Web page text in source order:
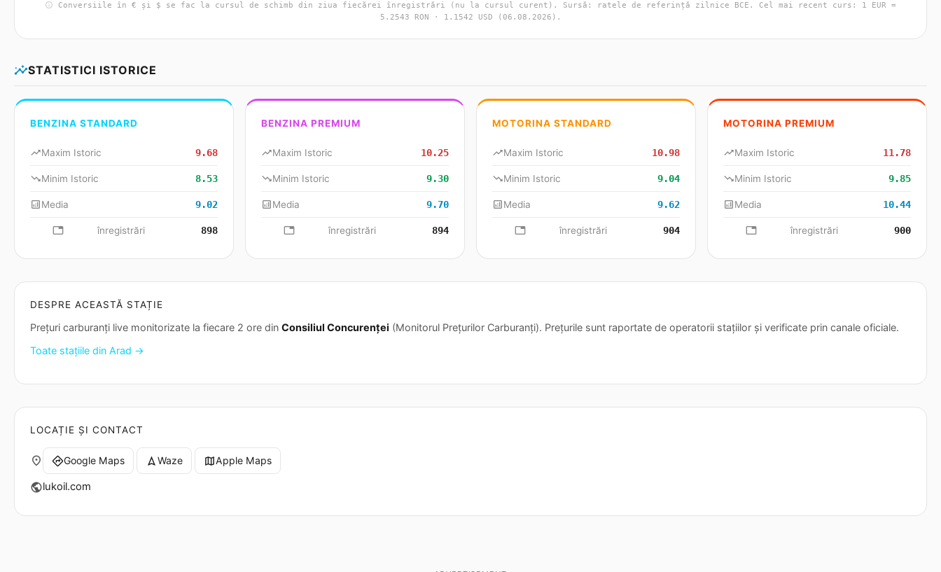
info
Conversiile în € și $ se fac la cursul de schimb din ziua fiecărei înregistrări (nu la cursul curent). Sursă: ratele de referință zilnice BCE. Cel mai recent curs: 1 EUR =
5.2543 RON · 1.1542 USD (06.08.2026).
insightsSTATISTICI ISTORICE
BENZINA STANDARD
trending_upMaxim Istoric 9.68
trending_downMinim Istoric 8.53
analyticsMedia 9.02
database înregistrări 898
BENZINA PREMIUM
trending_upMaxim Istoric 10.25
trending_downMinim Istoric 9.30
analyticsMedia 9.70
database înregistrări 894
MOTORINA STANDARD
trending_upMaxim Istoric 10.98
trending_downMinim Istoric 9.04
analyticsMedia 9.62
database înregistrări 904
MOTORINA PREMIUM
trending_upMaxim Istoric 11.78
trending_downMinim Istoric 9.85
analyticsMedia 10.44
database înregistrări 900
DESPRE ACEASTĂ STAȚIE
Prețuri carburanți live monitorizate la fiecare 2 ore din Consiliul Concurenței (Monitorul Prețurilor Carburanți). Prețurile sunt raportate de operatorii stațiilor și verificate prin canale oficiale.
Toate stațiile din Arad →
LOCAȚIE ȘI CONTACT
place directionsGoogle Maps navigation Waze mapApple Maps
publiclukoil.com